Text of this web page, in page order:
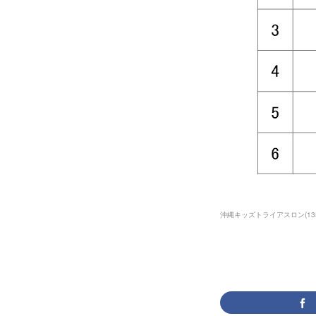
沖縄キッズトライアスロン(